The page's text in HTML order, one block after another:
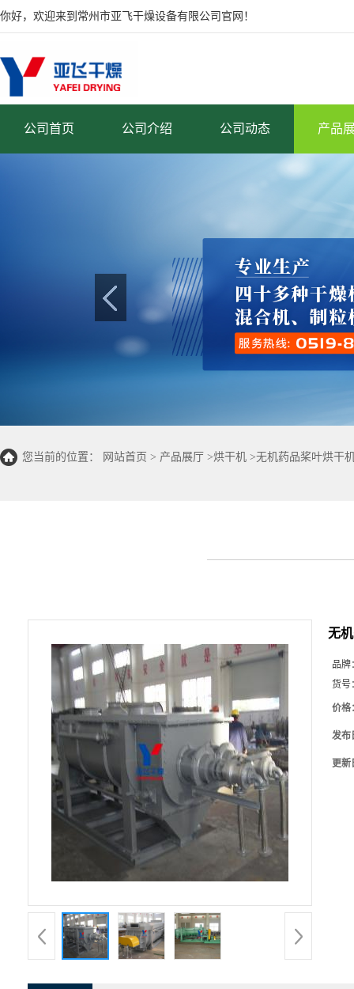
你好，欢迎来到常州市亚飞干燥设备有限公司官网！
公司首页 公司介绍 公司动态 产品
您当前的位置： 网站首页 > 产品展厅 >烘干机 >无机药品桨叶烘干
无
品牌
货号
价格
发布
更新